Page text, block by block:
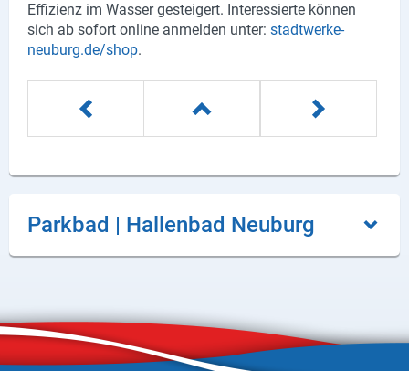
Effizienz im Wasser gesteigert. Interessierte können
sich ab sofort online anmelden unter: stadtwerke-
neuburg.de/shop.
Parkbad | Hallenbad Neuburg
Service
Branchen
Marken
Produktgruppen
Partner
Firmen
Kontaktseite
AGB